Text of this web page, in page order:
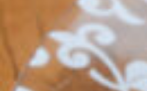
CULTURE
ABOUT US
Instagram